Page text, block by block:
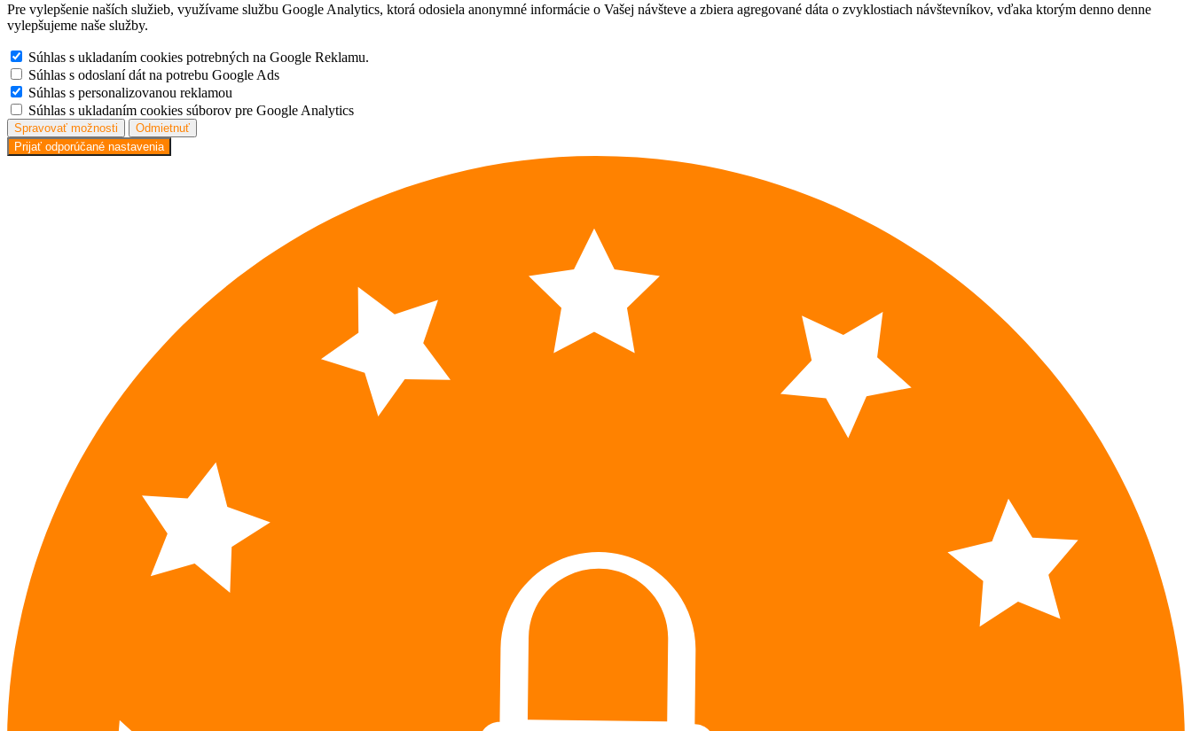
Pre vylepšenie naších služieb, využívame službu Google Analytics, ktorá odosiela anonymné informácie o Vašej návšteve a zbiera agregované dáta o zvyklostiach návštevníkov, vďaka ktorým denno denne
vylepšujeme naše služby.
Súhlas s ukladaním cookies potrebných na Google Reklamu.
Súhlas s odoslaní dát na potrebu Google Ads
Súhlas s personalizovanou reklamou
Súhlas s ukladaním cookies súborov pre Google Analytics
Spravovať možnosti
Odmietnuť
Prijať odporúčané nastavenia